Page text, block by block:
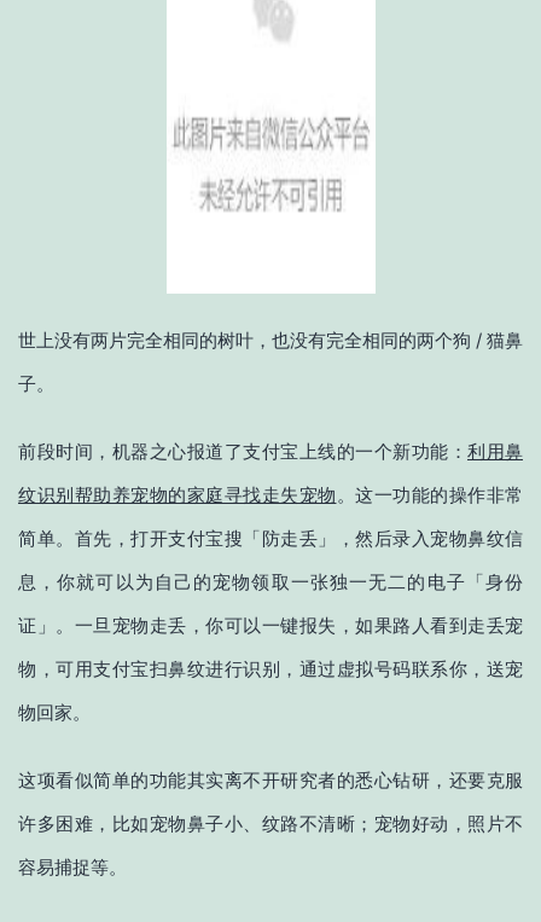
世上没有两片完全相同的树叶，也没有完全相同的两个狗 / 猫鼻
子。
前段时间，机器之心报道了支付宝上线的一个新功能： 利用鼻
纹识别帮助养宠物的家庭寻找走失宠物。这一功能的操作非常
简单。首先，打开支付宝搜「防走丢」，然后录入宠物鼻纹信
息，你就可以为自己的宠物领取一张独一无二的电子「身份
证」。一旦宠物走丢，你可以一键报失，如果路人看到走丢宠
物，可用支付宝扫鼻纹进行识别，通过虚拟号码联系你，送宠
物回家。
这项看似简单的功能其实离不开研究者的悉心钻研，还要克服
许多困难，比如宠物鼻子小、纹路不清晰；宠物好动，照片不
容易捕捉等。